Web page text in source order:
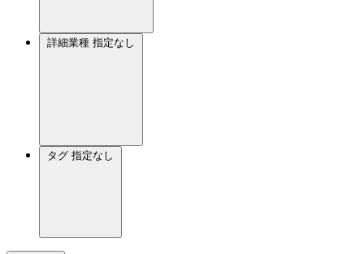
詳細業種 指定なし
タグ 指定なし